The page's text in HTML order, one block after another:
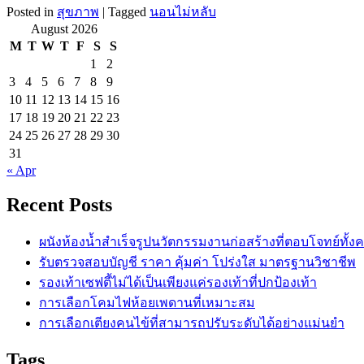
Posted in สุขภาพ | Tagged นอนไม่หลับ
August 2026
M T W T F S
S
1
2
3
4 5 6 7 8
9
10 11 12 13 14 15 16
17 18 19 20 21 22 23
24 25 26 27 28 29 30
31
« Apr
Recent Posts
ผนังห้องน้ำสำเร็จรูปนวัตกรรมงานก่อสร้างที่ตอบโจทย์ทั้งค
รับตรวจสอบบัญชี ราคา คุ้มค่า โปร่งใส มาตรฐานวิชาชีพ
รองเท้าเซฟตี้ไม่ได้เป็นเพียงแค่รองเท้าที่ปกป้องเท้า
การเลือกโคมไฟห้อยเพดานที่เหมาะสม
การเลือกเตียงคนไข้ที่สามารถปรับระดับได้อย่างแม่นยำ